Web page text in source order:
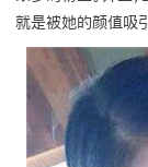
就是被她的颜值吸